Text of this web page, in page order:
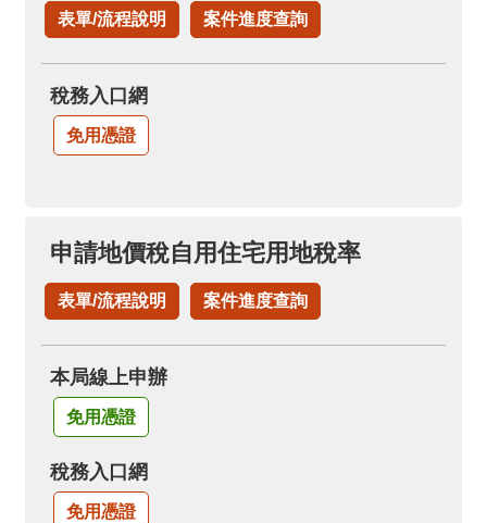
表單/流程說明 案件進度查詢
稅務入口網
免用憑證
申請地價稅自用住宅用地稅率
表單/流程說明 案件進度查詢
本局線上申辦
免用憑證
稅務入口網
免用憑證